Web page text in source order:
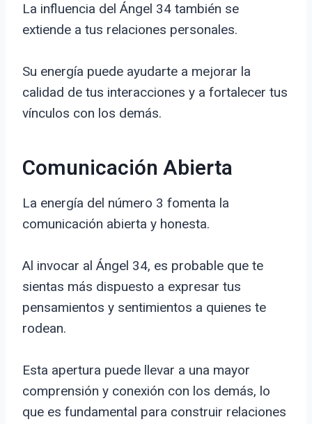
La influencia del Ángel 34 también se
extiende a tus relaciones personales.
Su energía puede ayudarte a mejorar la
calidad de tus interacciones y a fortalecer tus
vínculos con los demás.
Comunicación Abierta
La energía del número 3 fomenta la
comunicación abierta y honesta.
Al invocar al Ángel 34, es probable que te
sientas más dispuesto a expresar tus
pensamientos y sentimientos a quienes te
rodean.
Esta apertura puede llevar a una mayor
comprensión y conexión con los demás, lo
que es fundamental para construir relaciones